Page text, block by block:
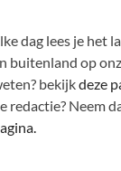
dag lees je het
buitenland op
bekijkdeze
redactie? Neem